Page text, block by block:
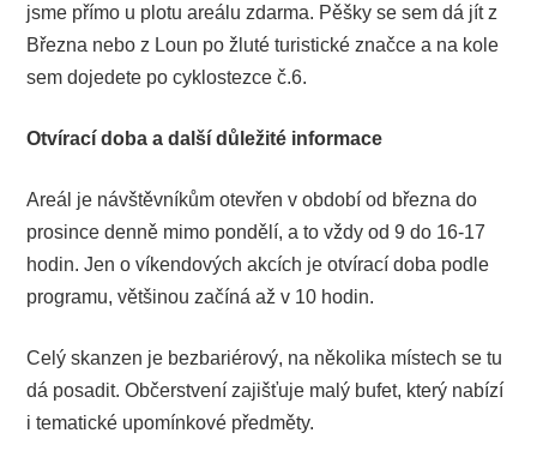
jsme přímo u plotu areálu zdarma. Pěšky se sem dá jít z
Března nebo z Loun po žluté turistické značce a na kole
sem dojedete po cyklostezce č.6.
Otvírací doba a další důležité informace
Areál je návštěvníkům otevřen v období od března do
prosince denně mimo pondělí, a to vždy od 9 do 16-17
hodin. Jen o víkendových akcích je otvírací doba podle
programu, většinou začíná až v 10 hodin.
Celý skanzen je bezbariérový, na několika místech se tu
dá posadit. Občerstvení zajišťuje malý bufet, který nabízí
i tematické upomínkové předměty.